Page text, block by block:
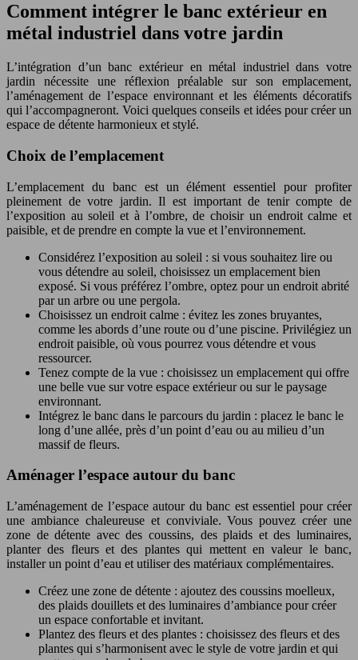
Comment intégrer le banc extérieur en
métal industriel dans votre jardin
L’intégration d’un banc extérieur en métal industriel dans votre
jardin nécessite une réflexion préalable sur son emplacement,
l’aménagement de l’espace environnant et les éléments décoratifs
qui l’accompagneront. Voici quelques conseils et idées pour créer un
espace de détente harmonieux et stylé.
Choix de l’emplacement
L’emplacement du banc est un élément essentiel pour profiter
pleinement de votre jardin. Il est important de tenir compte de
l’exposition au soleil et à l’ombre, de choisir un endroit calme et
paisible, et de prendre en compte la vue et l’environnement.
Considérez l’exposition au soleil : si vous souhaitez lire ou
vous détendre au soleil, choisissez un emplacement bien
exposé. Si vous préférez l’ombre, optez pour un endroit abrité
par un arbre ou une pergola.
Choisissez un endroit calme : évitez les zones bruyantes,
comme les abords d’une route ou d’une piscine. Privilégiez un
endroit paisible, où vous pourrez vous détendre et vous
ressourcer.
Tenez compte de la vue : choisissez un emplacement qui offre
une belle vue sur votre espace extérieur ou sur le paysage
environnant.
Intégrez le banc dans le parcours du jardin : placez le banc le
long d’une allée, près d’un point d’eau ou au milieu d’un
massif de fleurs.
Aménager l’espace autour du banc
L’aménagement de l’espace autour du banc est essentiel pour créer
une ambiance chaleureuse et conviviale. Vous pouvez créer une
zone de détente avec des coussins, des plaids et des luminaires,
planter des fleurs et des plantes qui mettent en valeur le banc,
installer un point d’eau et utiliser des matériaux complémentaires.
Créez une zone de détente : ajoutez des coussins moelleux,
des plaids douillets et des luminaires d’ambiance pour créer
un espace confortable et invitant.
Plantez des fleurs et des plantes : choisissez des fleurs et des
plantes qui s’harmonisent avec le style de votre jardin et qui